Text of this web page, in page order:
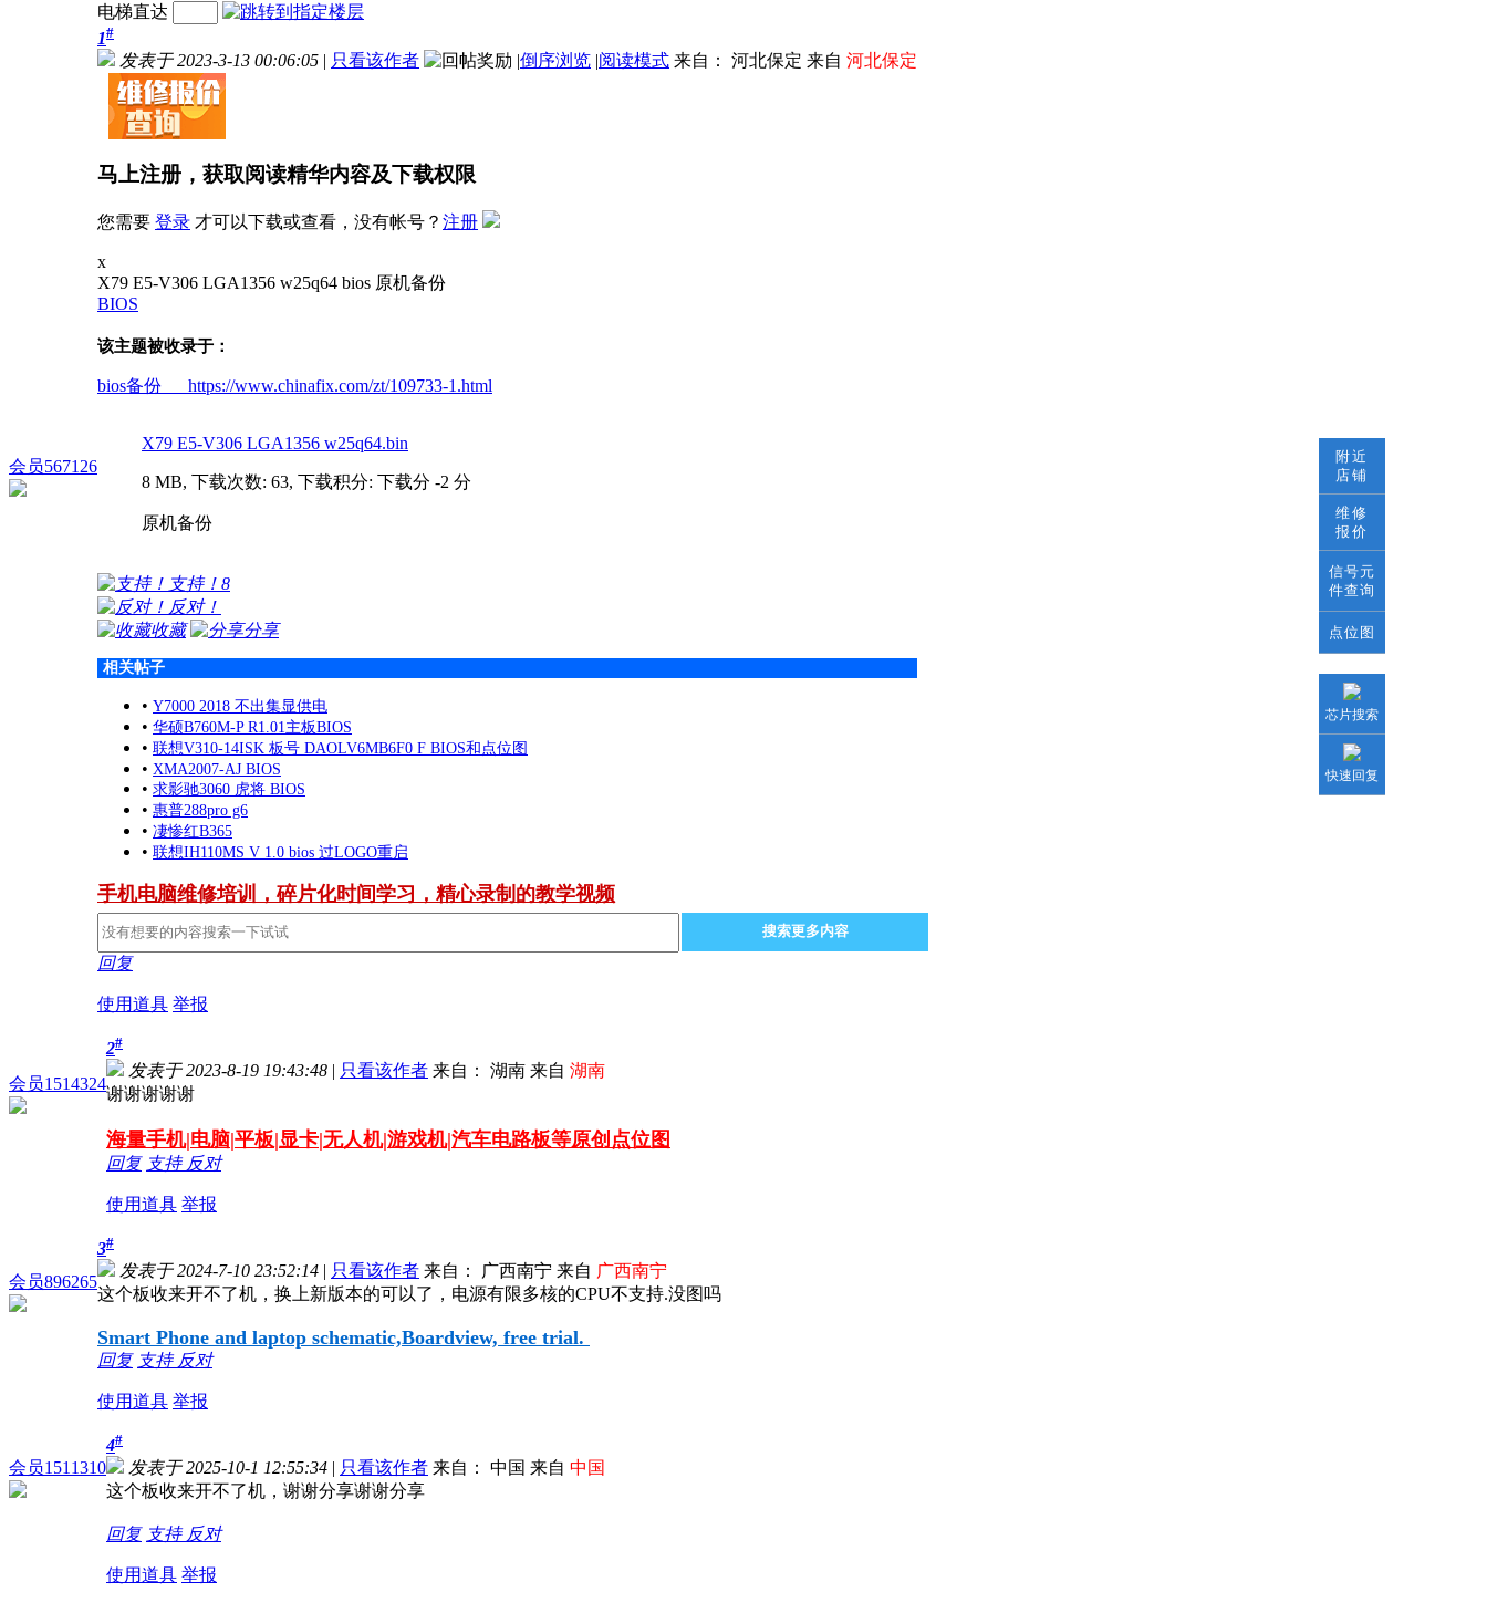
会员567126
电梯直达
1#
发表于 2023-3-13 00:06:05 | 只看该作者 |倒序浏览 |阅读模式 来自： 河北保定 来自 河北保定
马上注册，获取阅读精华内容及下载权限
您需要 登录 才可以下载或查看，没有帐号？ 注册
x
X79 E5-V306 LGA1356 w25q64 bios 原机备份
BIOS
该主题被收录于：
bios备份 https://www.chinafix.com/zt/109733-1.html
X79 E5-V306 LGA1356 w25q64.bin
8 MB, 下载次数: 63, 下载积分: 下载分 -2 分
原机备份
支持！ 8
反对！
收藏
分享
相关帖子
• Y7000 2018 不出集显供电
• 华硕B760M-P R1.01主板BIOS
• 联想V310-14ISK 板号 DAOLV6MB6F0 F BIOS和点位图
• XMA2007-AJ BIOS
• 求影驰3060 虎将 BIOS
• 惠普288pro g6
• 凄惨红B365
• 联想IH110MS V 1.0 bios 过LOGO重启
手机电脑维修培训，碎片化时间学习，精心录制的教学视频
搜索更多内容
回复
使用道具 举报
会员1514324
2#
发表于 2023-8-19 19:43:48 | 只看该作者 来自： 湖南 来自 湖南
谢谢谢谢谢
海量手机|电脑|平板|显卡|无人机|游戏机|汽车电路板等原创点位图
回复 支持 反对
使用道具 举报
会员896265
3#
发表于 2024-7-10 23:52:14 | 只看该作者 来自： 广西南宁 来自 广西南宁
这个板收来开不了机，换上新版本的可以了，电源有限多核的CPU不支持.没图吗
Smart Phone and laptop schematic,Boardview, free trial.
回复 支持 反对
使用道具 举报
会员1511310
4#
发表于 2025-10-1 12:55:34 | 只看该作者 来自： 中国 来自 中国
这个板收来开不了机，谢谢分享谢谢分享
回复 支持 反对
使用道具 举报
附近
店铺
维修
报价
信号元
件查询
点位图
芯片搜索
快速回复